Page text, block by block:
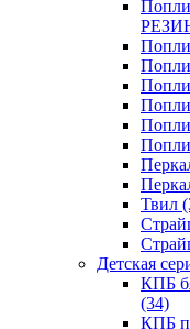
Твил
Детская
КПБ
(34)
КПБ